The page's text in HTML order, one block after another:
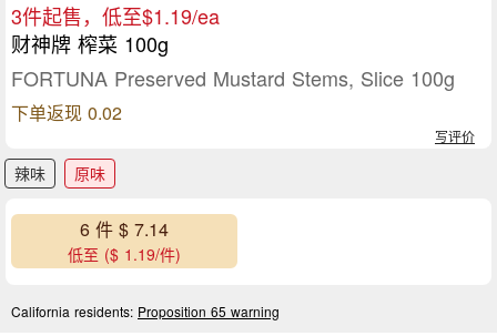
3件起售，低至$1.19/ea
财神牌 榨菜 100g
FORTUNA Preserved Mustard Stems, Slice 100g
下单返现 0.02
写评价
辣味 原味
6 件 $ 7.14
低至 ($ 1.19/件)
California residents: Proposition 65 warning